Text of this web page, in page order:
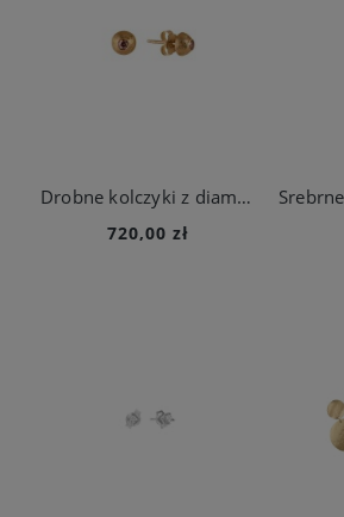
Drobne kolczyki z diamentem w złotej oprawie z kolekcji Verum
720,00 zł